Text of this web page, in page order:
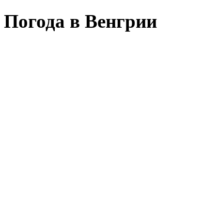
Погода в Венгрии